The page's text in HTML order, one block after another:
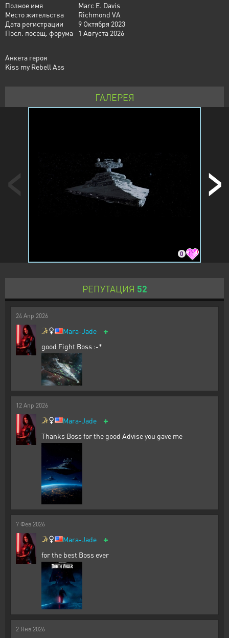
Полное имя
Marc E. Davis
Место жительства
Richmond VA
Дата регистрации
9 Октября 2023
Посл. посещ. форума
1 Августа 2026
Анкета героя
Kiss my Rebell Ass
ГАЛЕРЕЯ
0
РЕПУТАЦИЯ 52
24 Апр 2026
Mara-Jade +
good Fight Boss :-*
12 Апр 2026
Mara-Jade +
Thanks Boss for the good Advise you gave me
7 Фев 2026
Mara-Jade +
for the best Boss ever
2 Янв 2026